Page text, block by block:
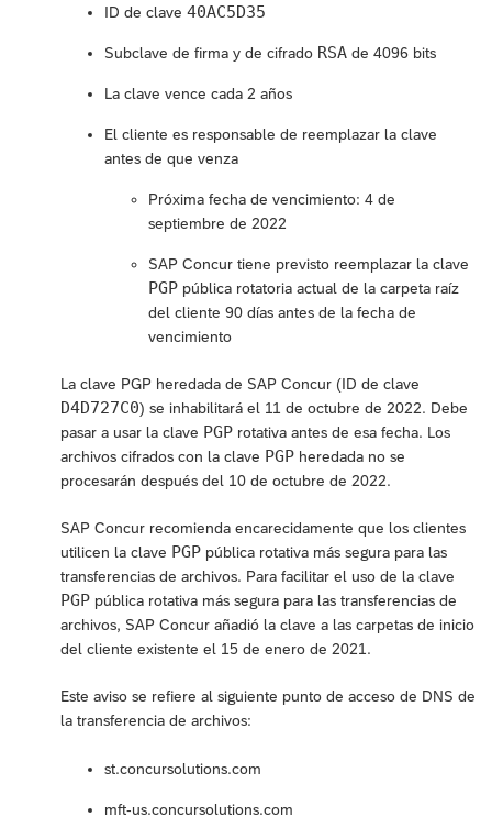
ID de clave 40AC5D35
Subclave de firma y de cifrado RSA de 4096 bits
La clave vence cada 2 años
El cliente es responsable de reemplazar la clave
antes de que venza
Próxima fecha de vencimiento: 4 de
septiembre de 2022
SAP Concur tiene previsto reemplazar la clave
PGP pública rotatoria actual de la carpeta raíz
del cliente 90 días antes de la fecha de
vencimiento
La clave PGP heredada de SAP Concur (ID de clave
D4D727C0) se inhabilitará el 11 de octubre de 2022. Debe
pasar a usar la clave PGP rotativa antes de esa fecha. Los
archivos cifrados con la clave PGP heredada no se
procesarán después del 10 de octubre de 2022.
SAP Concur recomienda encarecidamente que los clientes
utilicen la clave PGP pública rotativa más segura para las
transferencias de archivos. Para facilitar el uso de la clave
PGP pública rotativa más segura para las transferencias de
archivos, SAP Concur añadió la clave a las carpetas de inicio
del cliente existente el 15 de enero de 2021.
Este aviso se refiere al siguiente punto de acceso de DNS de
la transferencia de archivos:
st.concursolutions.com
mft-us.concursolutions.com